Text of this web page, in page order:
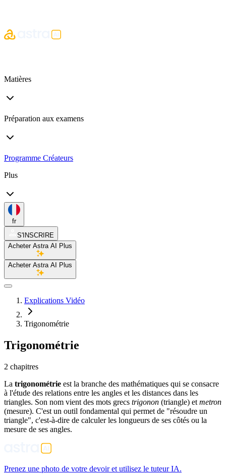
Matières
Préparation aux examens
Programme Créateurs
Plus
fr
S'INSCRIRE
Acheter Astra AI Plus
Acheter Astra AI Plus
Explications Vidéo
Trigonométrie
Trigonométrie
2 chapitres
La trigonométrie est la branche des mathématiques qui se consacre
à l'étude des relations entre les angles et les distances dans les
triangles. Son nom vient des mots grecs trigonon (triangle) et metron
(mesure). C'est un outil fondamental qui permet de "résoudre un
triangle", c'est-à-dire de calculer les longueurs de ses côtés ou la
mesure de ses angles.
Prenez une photo de votre devoir et utilisez le tuteur IA.